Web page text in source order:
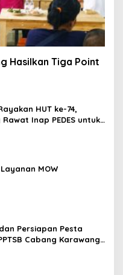
Hasilkan Tiga Point
HUT ke-74,
Inap PEDES untuk
Kesehatan
MOW
Persiapan Pesta
Cabang Karawang